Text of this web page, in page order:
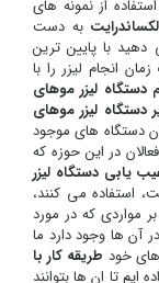
از نمونه های
به دست
با پایین ترین
انجام لیزر را با
دستگاه لیزر موهای
دستگاه لیزر موهای
دستگاه های موجود
در این حوزه که
یابی دستگاه لیزر
استفاده می کنند،
مواردی که در مورد
آن ها وجود دارد ما
خود طریقه کار با
تا ان ها بتوانند